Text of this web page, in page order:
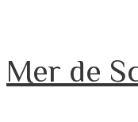
Mer de